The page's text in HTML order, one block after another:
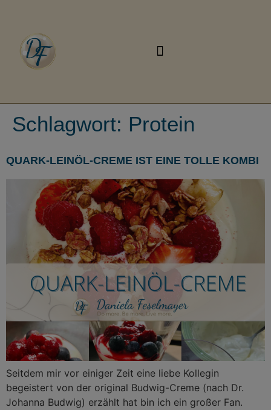
Schlagwort: Protein
QUARK-LEINÖL-CREME IST EINE TOLLE KOMBI
Seitdem mir vor einiger Zeit eine liebe Kollegin
begeistert von der original Budwig-Creme (nach Dr.
Johanna Budwig) erzählt hat bin ich ein großer Fan.